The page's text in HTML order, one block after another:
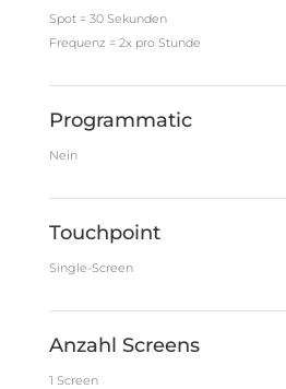
Spot = 30 Sekunden
Frequenz = 2x pro Stunde
Programmatic
Nein
Touchpoint
Single-Screen
Anzahl Screens
1 Screen